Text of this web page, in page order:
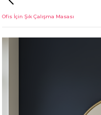
Ofis İçin Şık Çalışma Masası